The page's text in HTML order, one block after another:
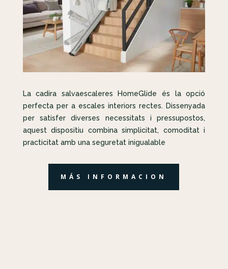
La cadira salvaescaleres HomeGlide és la opció
perfecta per a escales interiors rectes. Dissenyada
per satisfer diverses necessitats i pressupostos,
aquest dispositiu combina simplicitat, comoditat i
practicitat amb una seguretat inigualable
MÁS INFORMACION